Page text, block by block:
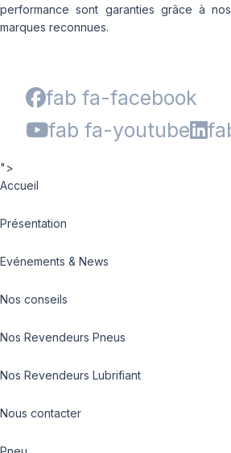
performance sont garanties grâce à
marques reconnues.
fab fa-facebook
fab fa-youtube
">
Accueil
Présentation
Evénements & News
Nos conseils
Nos Revendeurs Pneus
Nos Revendeurs Lubrifiant
Nous contacter